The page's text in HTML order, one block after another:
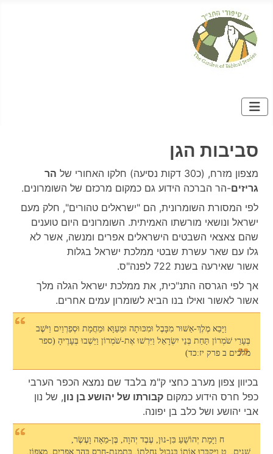
סביבות הגן
מצפון מזרח, (כ30 דקות נסיעה) חלקו האחורי של
הר
גריזים-הר הברכה הידוע גם כמקום מרכזם של השומרונים.
לפי המסורת השומרונית, הם "ישראלים טהורים", חלק מעם
ישראל ונושאי מורשתו האמיתית. השומרונים היום טוענים
שהם צאצאי השבטים הישראלים אפרים ומנשה, אשר לא
גלו עם שאר עשרת שבטי ממלכת ישראל בגלות
אשור שאירעה בשנת 722 לפנה"ס.
אך לפי הגרסה התנ"כית, את ממלכת ישראל הגלה מלך
אשור לאשור ואילו בנו הביא לשומרון עמים אחרים.
וַיָּבֵא מֶלֶךְ-אַשּׁוּר מִבָּבֶל וּמִכּוּתָה וּמֵעַוָּא וּמֵחֲמָת וּסְפַרְוַיִם וַיֹּשֶׁב
בְּעָרֵי שֹׁמְרוֹן תַּחַת בְּנֵי יִשְׂרָאֵל וַיִּרְשׁוּ אֶת-שֹׁמְרוֹן וַיֵּשְׁבוּ בְּעָרֶיהָ (ספר
מלכים ב פרק יז:כד)
בכיוון צפון מערב כחצי ק"מ בלבד שם נמצא הכפר הערבי
כפל חרס הידוע כמקום קבורתו של יהושע בן נון, של נון
אבי יהושע ושל כלב בן יפונה.
ח וַיָּמָת יְהוֹשֻׁעַ בִּן-נוּן, עֶבֶד יְהוָה, בֶּן-מֵאָה וָעֶשֶׂר,
שָׁנִים. ט וַיִּקְבְּרוּ אוֹתוֹ בִּגְבוּל נַחֲלָתוֹ, בְּתִמְנַת-חֶרֶס בְּהַר אֶפְרָיִם, מִצְּפוֹן,